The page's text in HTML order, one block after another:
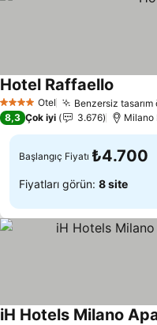
4 Yıldız Otel Benzersiz
Hotel Raffaello
8,3 Çok iyi 3.676 Milano
Başlangıç Fiyatı ₺4.700
Fiyatları görün: 8 site
iH Hotels Milano